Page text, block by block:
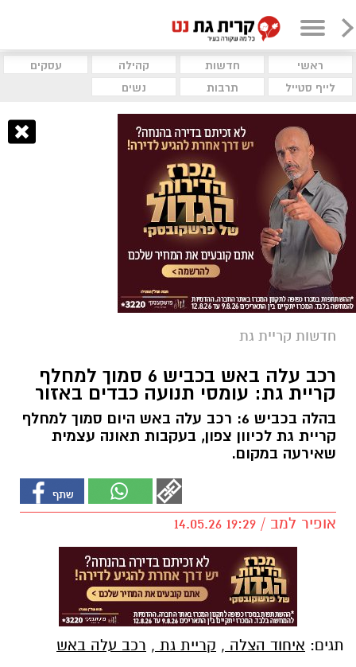
ראשי חדשות קהילה
עסקים
לייף סטייל
תרבות נשים
חדשות קריית גת
רכב עלה באש בכביש 6 סמוך למחלף
קריית גת: עומסי תנועה כבדים באזור
בהלה בכביש 6: רכב עלה באש היום סמוך למחלף
קריית גת לכיוון צפון, בעקבות תאונה עצמית
שאירעה במקום.
אופיר למב / 19:29 14.05.26
תגים: איחוד הצלה , קריית גת , רכב עלה באש